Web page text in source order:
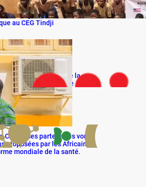
au Bénin : ProGen
de l’Anglais et
au CEG Tindji
2025 s’impose comme la
solidaire
CDC et ses partenaires vont
proposées par les Africains
mondiale de la santé.